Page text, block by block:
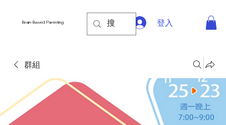
Brain-Based Parenting 登入
群組